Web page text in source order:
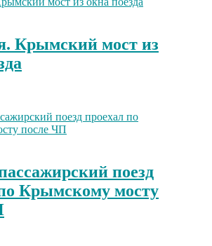
Крымский мост из
поезд
Крымскому мосту